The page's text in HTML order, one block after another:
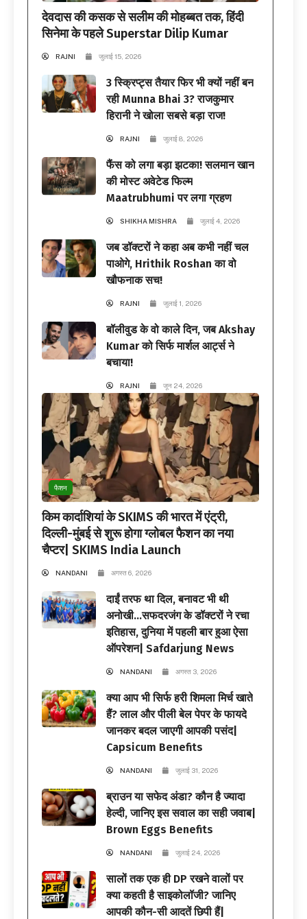
देवदास की कसक से सलीम की मोहब्बत तक, हिंदी
सिनेमा के पहले Superstar Dilip Kumar
RAJNI जुलाई 15, 2026
3 स्क्रिप्ट्स तैयार फिर भी क्यों नहीं बन
रही Munna Bhai 3? राजकुमार
हिरानी ने खोला सबसे बड़ा राज!
RAJNI जुलाई 8, 2026
फैंस को लगा बड़ा झटका! सलमान खान
की मोस्ट अवेटेड फिल्म
Maatrubhumi पर लगा ग्रहण
SHIKHA MISHRA जुलाई 4, 2026
जब डॉक्टरों ने कहा अब कभी नहीं चल
पाओगे, Hrithik Roshan का वो
खौफनाक सच!
RAJNI जुलाई 1, 2026
बॉलीवुड के वो काले दिन, जब Akshay
Kumar को सिर्फ मार्शल आर्ट्स ने
बचाया!
RAJNI जून 24, 2026
फैशन
किम कार्दाशियां के SKIMS की भारत में एंट्री,
दिल्ली-मुंबई से शुरू होगा ग्लोबल फैशन का नया
चैप्टर| SKIMS India Launch
NANDANI अगस्त 6, 2026
दाईं तरफ था दिल, बनावट भी थी
अनोखी…सफदरजंग के डॉक्टरों ने रचा
इतिहास, दुनिया में पहली बार हुआ ऐसा
ऑपरेशन| Safdarjung News
NANDANI अगस्त 3, 2026
क्या आप भी सिर्फ हरी शिमला मिर्च खाते
हैं? लाल और पीली बेल पेपर के फायदे
जानकर बदल जाएगी आपकी पसंद|
Capsicum Benefits
NANDANI जुलाई 31, 2026
ब्राउन या सफेद अंडा? कौन है ज्यादा
हेल्दी, जानिए इस सवाल का सही जवाब|
Brown Eggs Benefits
NANDANI जुलाई 24, 2026
सालों तक एक ही DP रखने वालों पर
क्या कहती है साइकोलॉजी? जानिए
आपकी कौन-सी आदतें छिपी हैं|